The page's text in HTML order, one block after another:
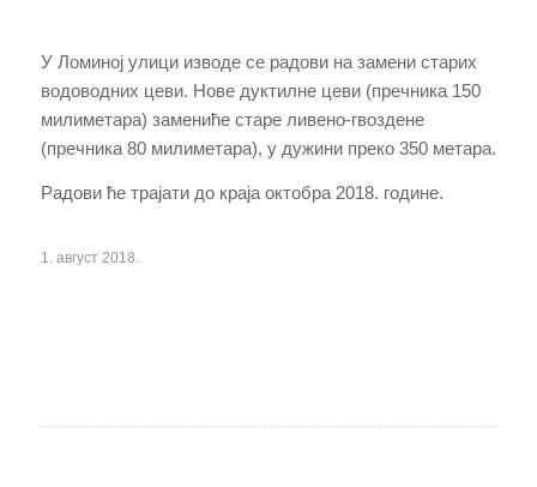
У Ломиној улици изводе се радови на замени старих
водоводних цеви. Нове дуктилне цеви (пречника 150
милиметара) замениће старе ливено-гвоздене
(пречника 80 милиметара), у дужини преко 350 метара.
Радови ће трајати до краја октобра 2018. године.
1. август 2018.